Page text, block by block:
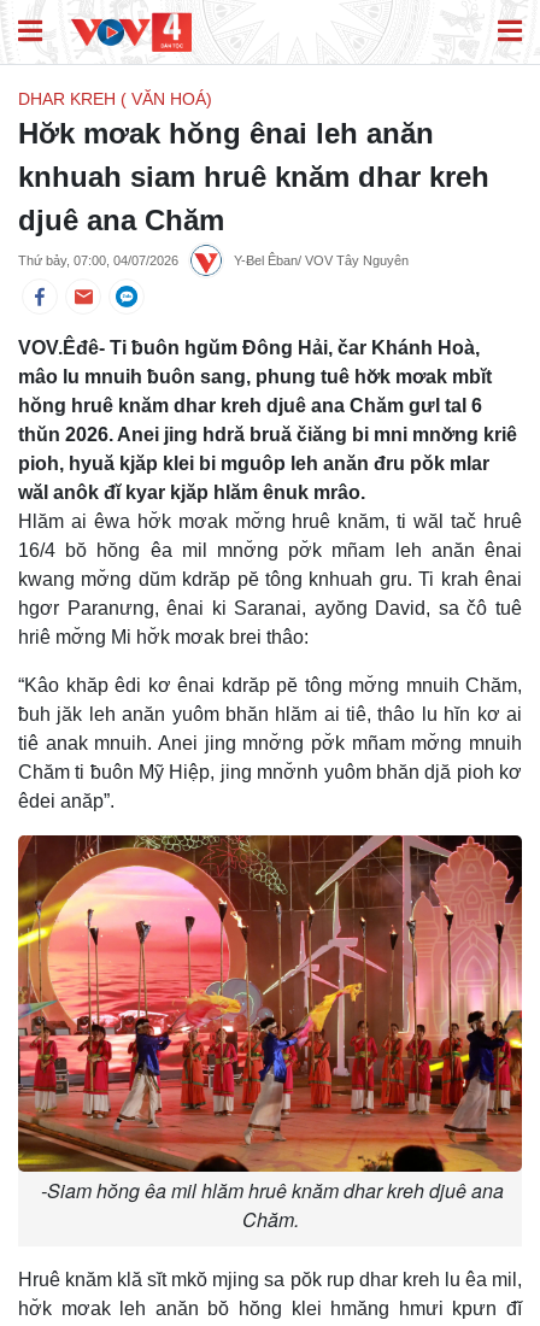
DHAR KREH ( VĂN HOÁ)
Hơ̆k mơak hŏng ênai leh anăn
knhuah siam hruê knăm dhar kreh
djuê ana Chăm
Thứ bảy, 07:00, 04/07/2026 Y-Ƀel Êban/ VOV Tây Nguyên
VOV.Êđê- Ti ƀuôn hgŭm Đông Hải, čar Khánh Hoà,
mâo lu mnuih ƀuôn sang, phung tuê hơ̆k mơak mbĭt
hŏng hruê knăm dhar kreh djuê ana Chăm gưl tal 6
thŭn 2026. Anei jing hdră bruă čiăng bi mni mnơ̆ng kriê
pioh, hyuă kjăp klei bi mguôp leh anăn đru pŏk mlar
wăl anôk đĭ kyar kjăp hlăm ênuk mrâo.
Hlăm ai êwa hơ̆k mơak mơ̆ng hruê knăm, ti wăl tač hruê
16/4 bŏ hŏng êa mil mnơ̆ng pơ̆k mñam leh anăn ênai
kwang mơ̆ng dŭm kdrăp pĕ tông knhuah gru. Ti krah ênai
hgơr Paranưng, ênai ki Saranai, ayŏng David, sa čô tuê
hriê mơ̆ng Mi hơ̆k mơak brei thâo:
“Kâo khăp êdi kơ ênai kdrăp pĕ tông mơ̆ng mnuih Chăm,
ƀuh jăk leh anăn yuôm bhăn hlăm ai tiê, thâo lu hĭn kơ ai
tiê anak mnuih. Anei jing mnơ̆ng pơ̆k mñam mơ̆ng mnuih
Chăm ti ƀuôn Mỹ Hiệp, jing mnơ̆nh yuôm bhăn djă pioh kơ
êdei anăp”.
-Siam hŏng êa mil hlăm hruê knăm dhar kreh djuê ana
Chăm.
Hruê knăm klă sĭt mkŏ mjing sa pŏk rup dhar kreh lu êa mil,
hơ̆k mơak leh anăn bŏ hŏng klei hmăng hmưi kpưn đĭ